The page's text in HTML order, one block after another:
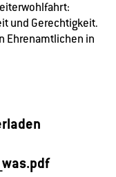
und Gerechtigkeit.
Ehrenamtlichen in